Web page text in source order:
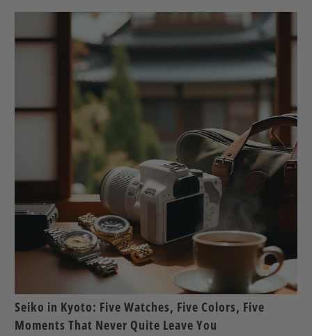
Seiko in Kyoto: Five Watches, Five Colors, Five
Moments That Never Quite Leave You